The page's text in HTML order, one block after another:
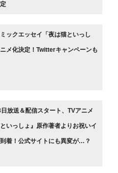
ックエッセイ「夜は猫といっし
メ化決定！Twitterキャンペーンも
放送＆配信スタート、TVアニメ
といっしょ』原作著者よりお祝いイ
着！公式サイトにも異変が…？